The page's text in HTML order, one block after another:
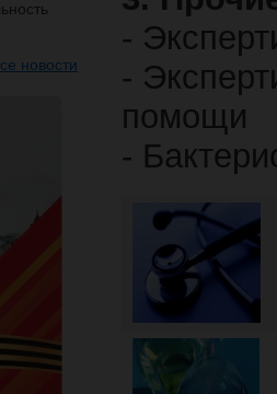
новости
-
-
помощи
-